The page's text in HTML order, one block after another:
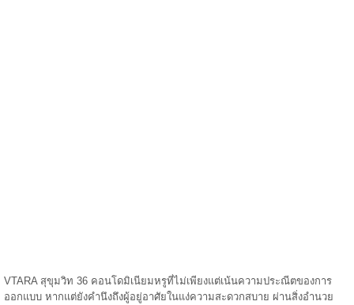
VTARA สุขุมวิท 36 คอนโดมิเนียมหรูที่ไม่เพียงแต่เน้นความประณีตของการ
ออกแบบ หากแต่ยังคำนึงถึงผู้อยู่อาศัยในแง่ความสะดวกสบาย ผ่านสิ่งอำนวย